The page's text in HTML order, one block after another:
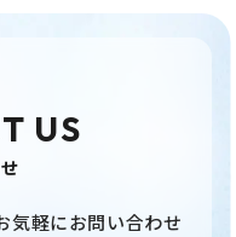
US
気軽にお問い合わせ